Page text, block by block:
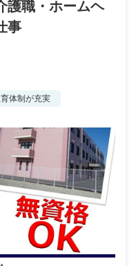
護職・ホームヘ
事
体制が充実